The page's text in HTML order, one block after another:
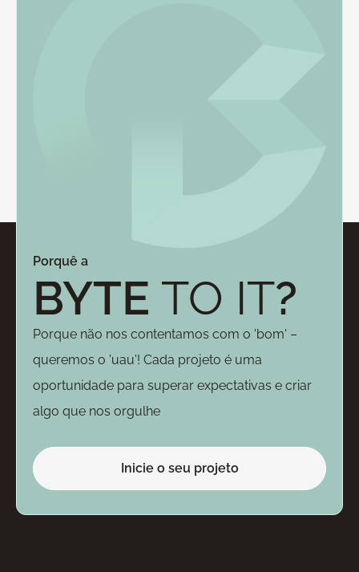
Porquê a
BYTE TO IT?
Porque não nos contentamos com o 'bom' –
queremos o 'uau'! Cada projeto é uma
oportunidade para superar expectativas e criar
algo que nos orgulhe
Inicie o seu projeto